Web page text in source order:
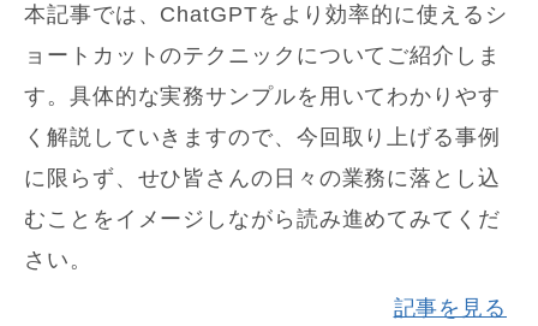
本記事では、ChatGPTをより効率的に使えるシ
ョートカットのテクニックについてご紹介しま
す。具体的な実務サンプルを用いてわかりやす
く解説していきますので、今回取り上げる事例
に限らず、せひ皆さんの日々の業務に落とし込
むことをイメージしながら読み進めてみてくだ
さい。
記事を見る